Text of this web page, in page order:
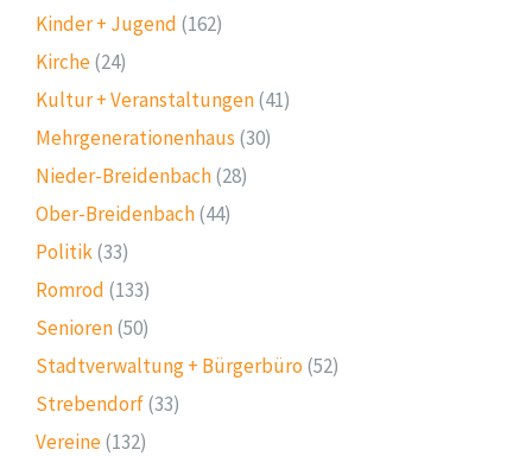
Kinder + Jugend (162)
Kirche(24)
Kultur + Veranstaltungen(41)
Mehrgenerationenhaus (30)
Nieder-Breidenbach(28)
Ober-Breidenbach(44)
Politik(33)
Romrod (133)
Senioren(50)
Stadtverwaltung + Bürgerbüro (52)
Strebendorf(33)
Vereine(132)